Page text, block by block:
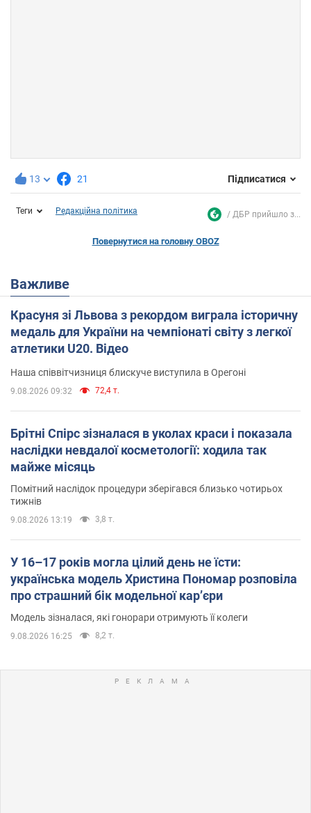
13 21 Підписатися
Теги Редакційна політика ДБР прийшло з...
Повернутися на головну OBOZ
Важливе
Красуня зі Львова з рекордом виграла історичну
медаль для України на чемпіонаті світу з легкої
атлетики U20. Відео
Наша співвітчизниця блискуче виступила в Орегоні
9.08.2026 09:32 72,4 т.
Брітні Спірс зізналася в уколах краси і показала
наслідки невдалої косметології: ходила так
майже місяць
Помітний наслідок процедури зберігався близько чотирьох
тижнів
9.08.2026 13:19 3,8 т.
У 16–17 років могла цілий день не їсти:
українська модель Христина Пономар розповіла
про страшний бік модельної кар’єри
Модель зізналася, які гонорари отримують її колеги
9.08.2026 16:25 8,2 т.